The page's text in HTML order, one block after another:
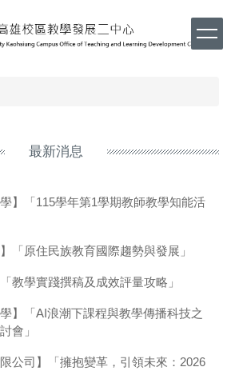
最新消息
學】「115學年第1學期教師教學知能活
「原住民族教育國際趨勢與發展」
教學實踐撰稿及成效評量攻略」
】「AI浪潮下課程與教學傳播科技之
會」
限公司】「擁抱變革，引領未來：2026